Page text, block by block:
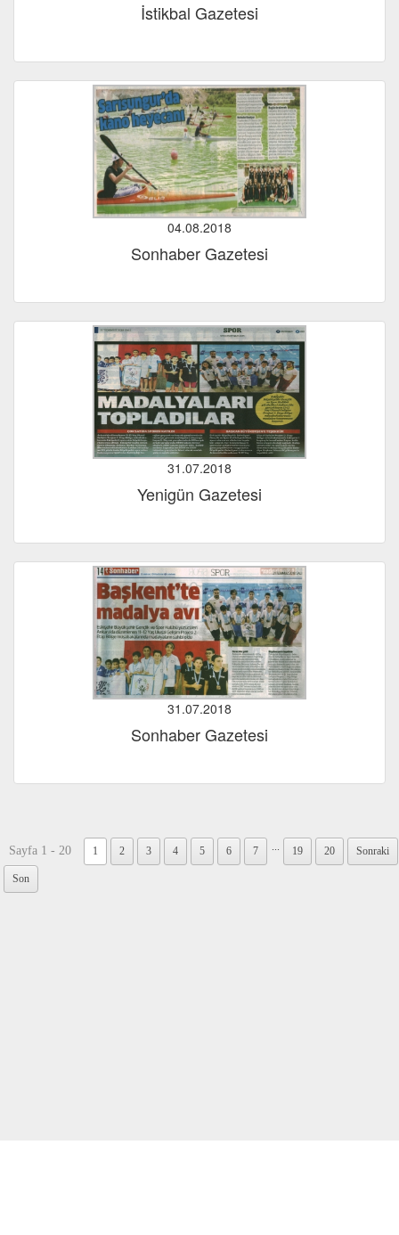
İstikbal Gazetesi
04.08.2018
Sonhaber Gazetesi
31.07.2018
Yenigün Gazetesi
31.07.2018
Sonhaber Gazetesi
Sayfa 1 - 20 1 2 3 4 5 6 7 ... 19 20 Sonraki
Son